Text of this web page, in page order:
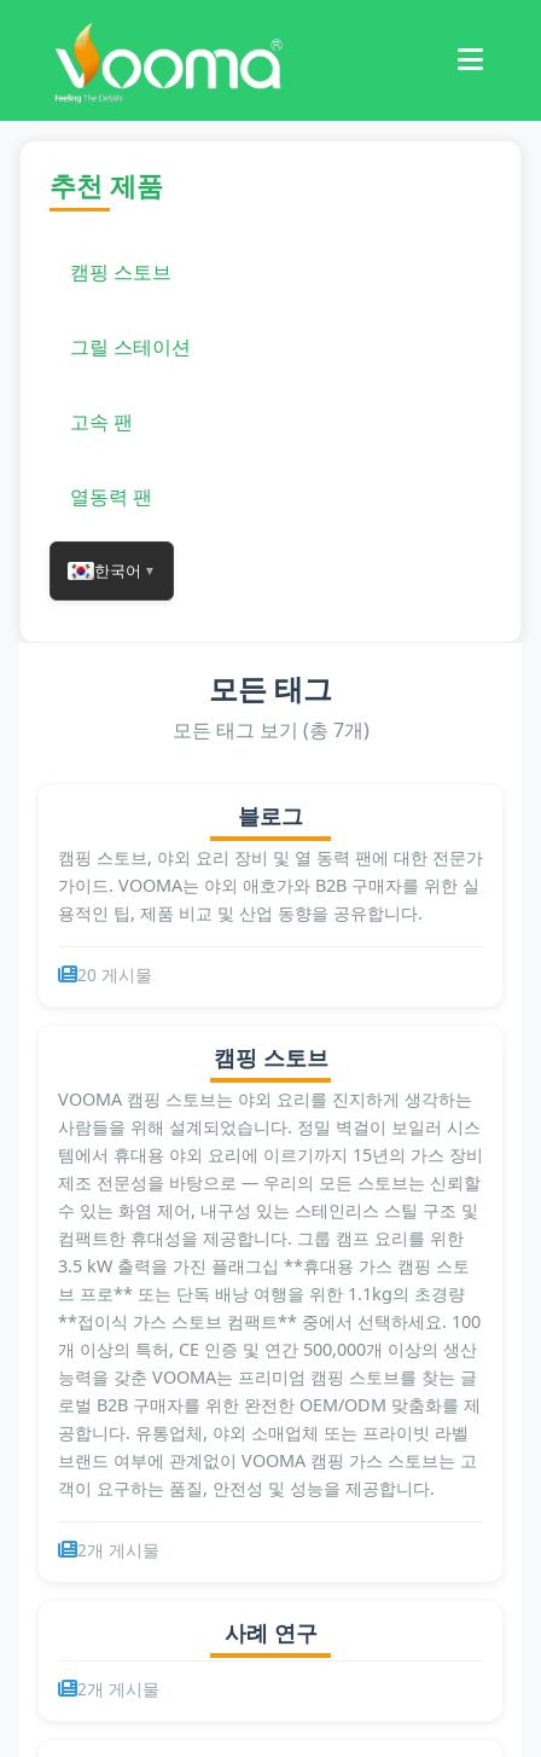
인증
사례 연구
추천 제품
캠핑 스토브
그릴 스테이션
고속 팬
열동력 팬
한국어 ▼
모든 태그
모든 태그 보기 (총 7개)
블로그
캠핑 스토브, 야외 요리 장비 및 열 동력 팬에 대한 전문가
가이드. VOOMA는 야외 애호가와 B2B 구매자를 위한 실
용적인 팁, 제품 비교 및 산업 동향을 공유합니다.
20 게시물
캠핑 스토브
VOOMA 캠핑 스토브는 야외 요리를 진지하게 생각하는
사람들을 위해 설계되었습니다. 정밀 벽걸이 보일러 시스
템에서 휴대용 야외 요리에 이르기까지 15년의 가스 장비
제조 전문성을 바탕으로 — 우리의 모든 스토브는 신뢰할
수 있는 화염 제어, 내구성 있는 스테인리스 스틸 구조 및
컴팩트한 휴대성을 제공합니다. 그룹 캠프 요리를 위한
3.5 kW 출력을 가진 플래그십 **휴대용 가스 캠핑 스토
브 프로** 또는 단독 배낭 여행을 위한 1.1kg의 초경량
**접이식 가스 스토브 컴팩트** 중에서 선택하세요. 100
개 이상의 특허, CE 인증 및 연간 500,000개 이상의 생산
능력을 갖춘 VOOMA는 프리미엄 캠핑 스토브를 찾는 글
로벌 B2B 구매자를 위한 완전한 OEM/ODM 맞춤화를 제
공합니다. 유통업체, 야외 소매업체 또는 프라이빗 라벨
브랜드 여부에 관계없이 VOOMA 캠핑 가스 스토브는 고
객이 요구하는 품질, 안전성 및 성능을 제공합니다.
2개 게시물
사례 연구
2개 게시물